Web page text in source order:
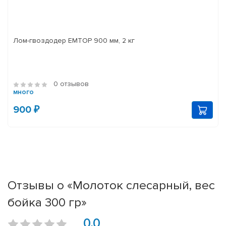
Лом-гвоздодер EMTOP 900 мм, 2 кг
0 отзывов
много
900 ₽
Отзывы о «Молоток слесарный, вес
бойка 300 гр»